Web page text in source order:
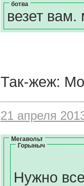
ботва
везет вам.
Так-жеж:
21 апреля
Мегавольт
Горыныч
Нужно